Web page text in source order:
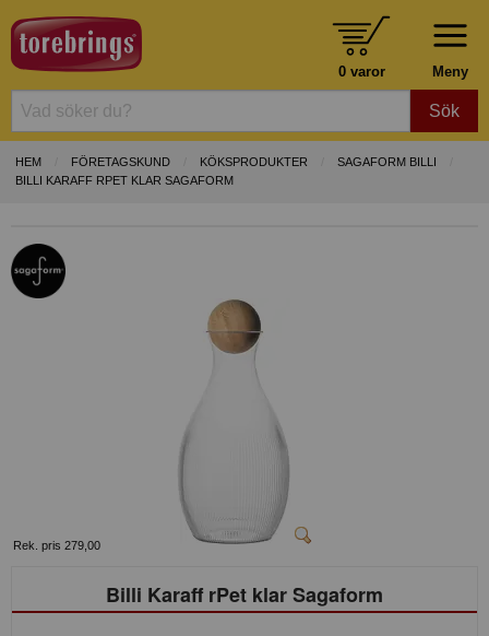
Meny
0 varor
Sök
HEM FÖRETAGSKUND KÖKSPRODUKTER
SAGAFORM BILLI
BILLI KARAFF RPET KLAR SAGAFORM
Rek. pris 279,00
Billi Karaff rPet klar Sagaform